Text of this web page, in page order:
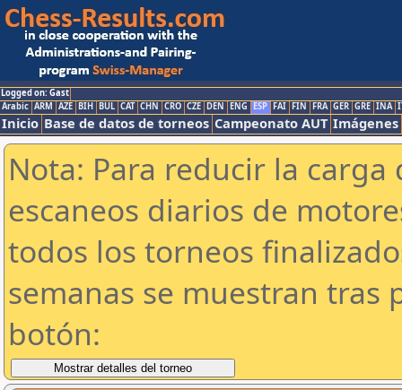
Logged on: Gast
Arabic ARM AZE BIH BUL CAT CHN CRO CZE DEN ENG ESP FAI FIN FRA GER GRE INA
Inicio Base de datos de torneos Campeonato AUT Imágenes
Nota: Para reducir la
escaneos diarios de
todos los torneos
semanas se muestran tras
botón: